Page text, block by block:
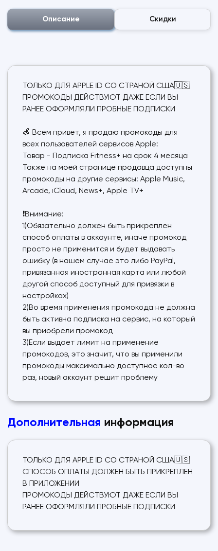
Описание Скидки
ТОЛЬКО ДЛЯ APPLE ID СО СТРАНОЙ США🇺🇸
ПРОМОКОДЫ ДЕЙСТВУЮТ ДАЖЕ ЕСЛИ ВЫ
РАНЕЕ ОФОРМЛЯЛИ ПРОБНЫЕ ПОДПИСКИ
🍏 Всем привет, я продаю промокоды для
всех пользователей сервисов Apple:
Товар - Подписка Fitness+ на срок 4 месяца
Также на моей странице продавца доступны
промокоды на другие сервисы: Apple Music,
Arcade, iCloud, News+, Apple TV+
❗️Внимание:
1)Обязательно должен быть прикреплен
способ оплаты в аккаунте, иначе промокод
просто не применится и будет выдавать
ошибку (в нашем случае это либо PayPal,
привязанная иностранная карта или любой
другой способ доступный для привязки в
настройках)
2)Во время применения промокода не должна
быть активна подписка на сервис, на который
вы приобрели промокод
3)Если выдает лимит на применение
промокодов, это значит, что вы применили
промокоды максимально доступное кол-во
раз, новый аккаунт решит проблему
Дополнительная информация
ТОЛЬКО ДЛЯ APPLE ID СО СТРАНОЙ США🇺🇸
СПОСОБ ОПЛАТЫ ДОЛЖЕН БЫТЬ ПРИКРЕПЛЕН
В ПРИЛОЖЕНИИ
ПРОМОКОДЫ ДЕЙСТВУЮТ ДАЖЕ ЕСЛИ ВЫ
РАНЕЕ ОФОРМЛЯЛИ ПРОБНЫЕ ПОДПИСКИ